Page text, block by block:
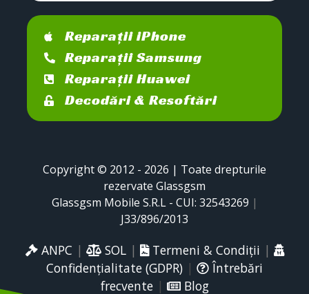
Reparații iPhone
Reparații Samsung
Reparații Huawei
Decodări & Resoftări
Copyright © 2012 - 2026 | Toate drepturile
rezervate Glassgsm
Glassgsm Mobile S.R.L - CUI: 32543269 |
J33/896/2013
ANPC | SOL| Termeni & Condiții |
Confidențialitate (GDPR) |
Întrebări
frecvente| Blog